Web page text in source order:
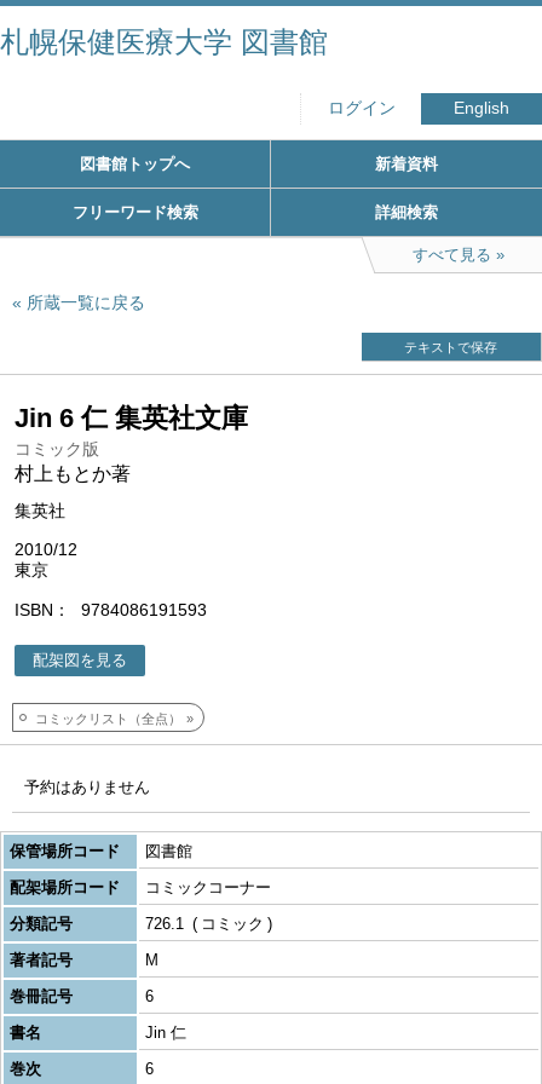
札幌保健医療大学 図書館
ログイン English
図書館トップへ 新着資料
フリーワード検索 詳細検索
すべて見る
所蔵一覧に戻る
テキストで保存
Jin 6 仁 集英社文庫
コミック版
村上もとか著
集英社
2010/12
東京
ISBN 9784086191593
配架図を見る
コミックリスト（全点）
予約はありません
保管場所コード
図書館
配架場所コード
コミックコーナー
分類記号
726.1
コミック
著者記号
M
巻冊記号
6
書名
Jin 仁
巻次
6